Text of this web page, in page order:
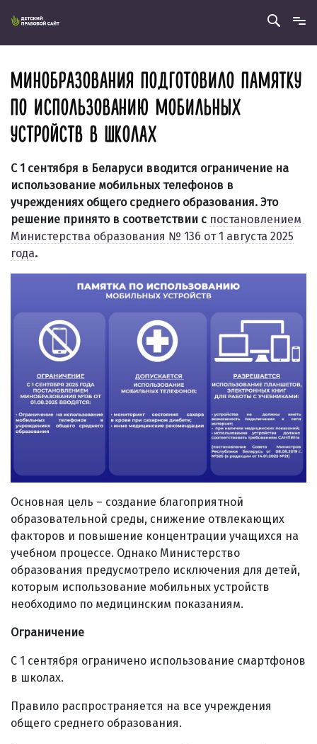
МИНОБРАЗОВАНИЯ ПОДГОТОВИЛО ПАМЯТКУ
ПО ИСПОЛЬЗОВАНИЮ МОБИЛЬНЫХ
УСТРОЙСТВ В ШКОЛАХ
С 1 сентября в Беларуси вводится ограничение на
использование мобильных телефонов в
учреждениях общего среднего образования. Это
решение принято в соответствии с постановлением
Министерства образования № 136 от 1 августа 2025
года.
Основная цель – создание благоприятной
образовательной среды, снижение отвлекающих
факторов и повышение концентрации учащихся на
учебном процессе. Однако Министерство
образования предусмотрело исключения для детей,
которым использование мобильных устройств
необходимо по медицинским показаниям.
Ограничение
С 1 сентября ограничено использование смартфонов
в школах.
Правило распространяется на все учреждения
общего среднего образования.